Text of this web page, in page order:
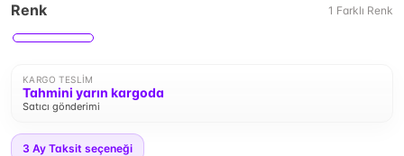
Renk 1 Farklı Renk
KARGO TESLIM
Tahmini yarın kargoda
Satıcı gönderimi
3 Ay Taksit seçeneği